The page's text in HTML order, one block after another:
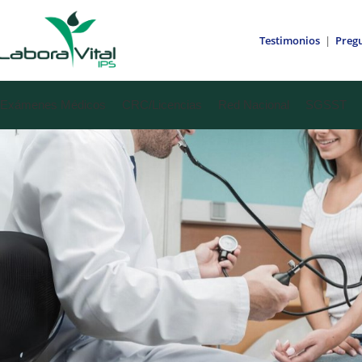
Testimonios |
Exámenes Médicos CRC/Licencias Red Nacional SGSST